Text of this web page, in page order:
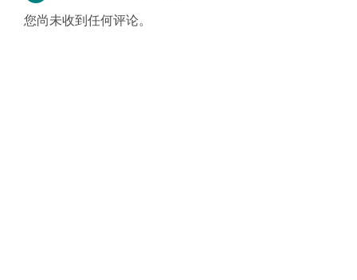
您尚未收到任何评论。